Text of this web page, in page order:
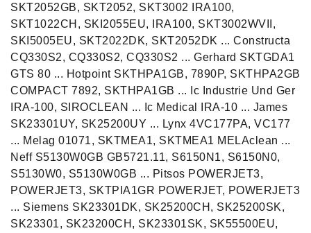
SKT2052GB, SKT2052, SKT3002 IRA100,
SKT1022CH, SKI2055EU, IRA100, SKT3002WVII,
SKI5005EU, SKT2022DK, SKT2052DK ... Constructa
CQ330S2, CQ330S2, CQ330S2 ... Gerhard SKTGDA1
GTS 80 ... Hotpoint SKTHPA1GB, 7890P, SKTHPA2GB
COMPACT 7892, SKTHPA1GB ... Ic Industrie Und Ger
IRA-100, SIROCLEAN ... Ic Medical IRA-10 ... James
SK23301UY, SK25200UY ... Lynx 4VC177PA, VC177
... Melag 01071, SKTMEA1, SKTMEA1 MELAclean ...
Neff S5130W0GB GB5721.11, S6150N1, S6150N0,
S5130W0, S5130W0GB ... Pitsos POWERJET3,
POWERJET3, SKTPIA1GR POWERJET, POWERJET3
... Siemens SK23301DK, SK25200CH, SK25200SK,
SK23301, SK23200CH, SK23301SK, SK55500EU,